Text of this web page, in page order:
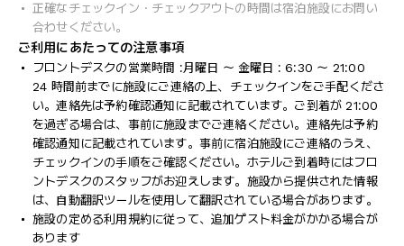
正確なチェックイン・チェックアウトの時間は宿泊施設にお問い
合わせください。
ご利用にあたっての注意事項
フロントデスクの営業時間 :月曜日 ～ 金曜日 : 6:30 ～ 21:00
24 時間前までに施設にご連絡の上、チェックインをご手配くださ
い。連絡先は予約確認通知に記載されています。ご到着が 21:00
を過ぎる場合は、事前に施設までご連絡ください。連絡先は予約
確認通知に記載されています。事前に宿泊施設にご連絡のうえ、
チェックインの手順をご確認ください。ホテルご到着時にはフロ
ントデスクのスタッフがお迎えします。施設から提供された情報
は、自動翻訳ツールを使用して翻訳されている場合があります。
施設の定める利用規約に従って、追加ゲスト料金がかかる場合が
あります